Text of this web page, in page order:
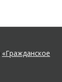
«Гражданское